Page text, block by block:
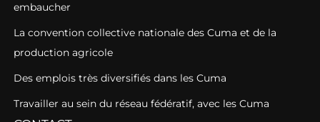
embaucher
La convention collective nationale des Cuma et de la
production agricole
Des emplois très diversifiés dans les Cuma
Travailler au sein du réseau fédératif, avec les Cuma